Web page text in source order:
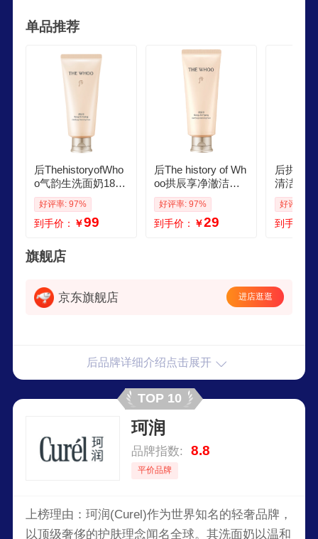
位、高格调之美的追求。当岁月追溯到时间隧道遥
远的彼方，对于身为绝世佳人的皇后们来说，宫廷
美容秘方——拱辰丹，可谓是供奉给她们最为珍贵
的宝物，它造就了不施脂粉亦可生辉的皇后们那高
雅清丽的面容。经过数百年、数千年的传承，拱辰
丹的效果经历了岁月的验证，并经现代科学的辅
佐，而成为今世“WHOO后”品牌的核心成分。
单品推荐
后ThehistoryofWho
o气韵生洗面奶180
ml男女生日礼物
好评率: 97%
到手价： ￥99
后The history of Wh
oo拱辰享净澈洁面
膏 40ml小样新版本
清洁保湿温和洗面
奶洁面乳护肤
好评率: 97%
到手价： ￥29
后拱辰
清洁保
脸洗面
乳沃尔
ml
好评率:
到手价：
旗舰店
京东旗舰店 进店逛逛
后品牌详细介绍点击展开
TOP 10
珂润
品牌指数: 8.8
平价品牌
上榜理由：珂润(Curel)作为世界知名的轻奢品牌，
以顶级奢侈的护肤理念闻名全球。其洗面奶以温和